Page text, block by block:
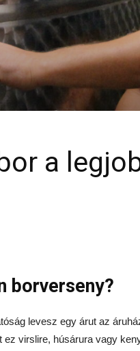
a
borverseny?
levesz egy árut az
virslire, húsárura vagy